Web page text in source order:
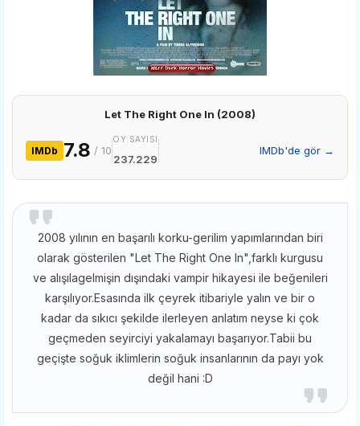
Let The Right One In (2008)
IMDb 7.8 / 10
OY SAYISI
237.229
IMDb'de gör →
2008 yılının en başarılı korku-gerilim yapımlarından biri
olarak gösterilen "Let The Right One In",farklı kurgusu
ve alışılagelmişin dışındaki vampir hikayesi ile beğenileri
karşılıyor.Esasında ilk çeyrek itibariyle yalın ve bir o
kadar da sıkıcı şekilde ilerleyen anlatım neyse ki çok
geçmeden seyirciyi yakalamayı başarıyor.Tabii bu
geçişte soğuk iklimlerin soğuk insanlarının da payı yok
değil hani :D